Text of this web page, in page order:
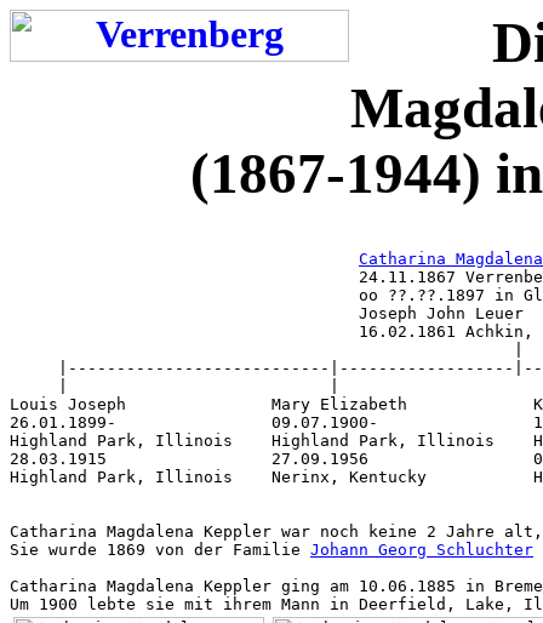
(1867-1944)
Catharina
24.11.1867
oo ??.??.1897 in
                                    Joseph John Leuer
16.02.1861
|---------------------------|------------------
Louis Joseph               Mary Elizabeth
26.01.1899-                09.07.1900-
Highland Park, Illinois    Highland Park, Illinois
28.03.1915                 27.09.1956
Highland Park, Illinois    Nerinx, Kentucky
Catharina Magdalena Keppler war noch keine 2
Sie wurde 1869 von der Familie Johann Georg Schluchter
Catharina Magdalena Keppler ging am 10.06.1885 in